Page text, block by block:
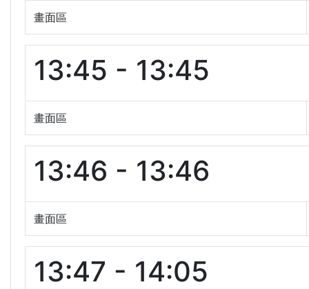
畫面區
13:45 - 13:45
畫面區
13:46 - 13:46
畫面區
13:47 - 14:05